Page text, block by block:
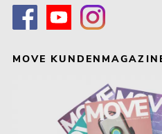
MOVE